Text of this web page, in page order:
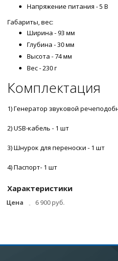
Напряжение питания - 5 В
Габариты, вес:
Ширина - 93 мм
Глубина - 30 мм
Высота - 74 мм
Вес - 230 г
Комплектация
1) Генератор звуковой
2) USB-кабель - 1 шт
3) Шнурок для переноски - 1 шт
4) Паспорт- 1 шт
Характеристики
Цена 6 900 руб.